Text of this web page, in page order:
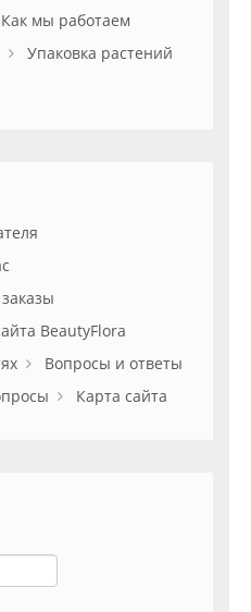
Как мы работаем
Упаковка растений
BeautyFlora
Вопросы и ответы
Карта сайта